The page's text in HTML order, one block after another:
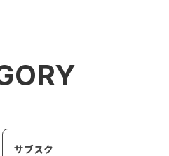
サブスク